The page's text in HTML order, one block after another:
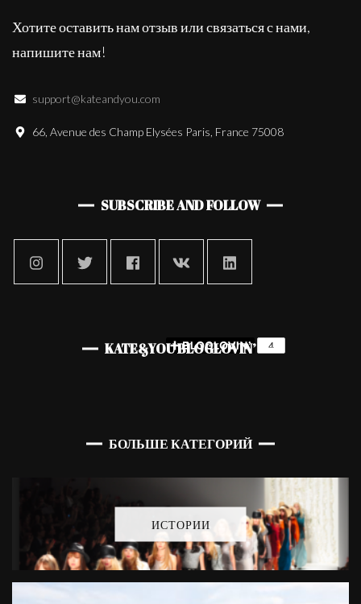
Хотите оставить нам отзыв или связаться с нами,
напишите нам!
support@kateandyou.com
66, Avenue des Champ Elysées Paris, France 75008
SUBSCRIBE AND FOLLOW
KATE&YOU BLOGLOVIN’
БОЛЬШЕ КАТЕГОРИЙ
ИСТОРИИ